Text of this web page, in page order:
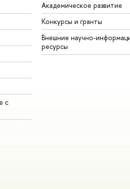
с
Академическое развитие
Конкурсы и гранты
Внешние научно-
ресурсы